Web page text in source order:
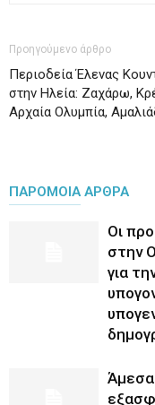
Προηγούμενο άρθρο
Περιοδεία Έλενας
στην Ηλεία: Ζαχάρω,
Aρχαία Ολυμπία,
ΠΑΡΟΜΟΙΑ ΑΡΘΡΑ
Οι
στην
για
Άμεσα